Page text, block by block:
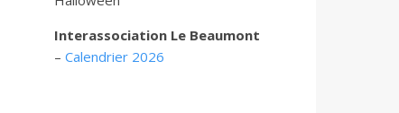
Interassociation Le Beaumont
– Calendrier 2026